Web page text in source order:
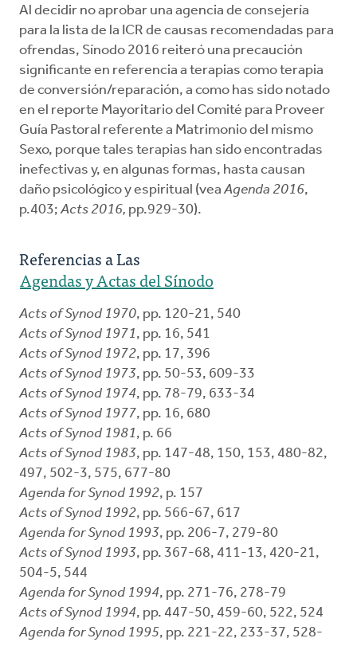
Al decidir no aprobar una agencia de consejería
para la lista de la ICR de causas recomendadas para
ofrendas, Sínodo 2016 reiteró una precaución
significante en referencia a terapias como terapia
de conversión/reparación, a como has sido notado
en el reporte Mayoritario del Comité para Proveer
Guía Pastoral referente a Matrimonio del mismo
Sexo, porque tales terapias han sido encontradas
inefectivas y, en algunas formas, hasta causan
daño psicológico y espiritual (veaAgenda 2016,
p.403;Acts 2016, pp.929-30).
Referencias a Las
Agendas y Actas del Sínodo
Acts of Synod 1970, pp. 120-21, 540
Acts of Synod 1971, pp. 16, 541
Acts of Synod 1972, pp. 17, 396
Acts of Synod 1973, pp. 50-53, 609-33
Acts of Synod 1974, pp. 78-79, 633-34
Acts of Synod 1977, pp. 16, 680
Acts of Synod 1981, p. 66
Acts of Synod 1983, pp. 147-48, 150, 153, 480-82,
497, 502-3, 575, 677-80
Agenda for Synod 1992, p. 157
Acts of Synod 1992, pp. 566-67, 617
Agenda for Synod 1993, pp. 206-7, 279-80
Acts of Synod 1993, pp. 367-68, 411-13, 420-21,
504-5, 544
Agenda for Synod 1994, pp. 271-76, 278-79
Acts of Synod 1994, pp. 447-50, 459-60, 522, 524
Agenda for Synod 1995, pp. 221-22, 233-37, 528-